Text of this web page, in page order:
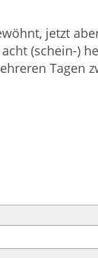
jetzt
(schein-)
Tagen